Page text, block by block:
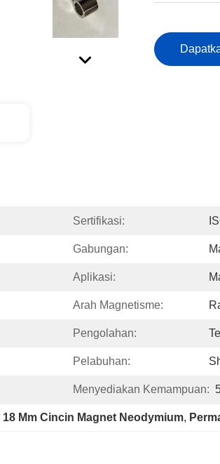
Sertifikasi:
Gabungan:
Aplikasi:
Arah Magnetisme:
Pengolahan:
Pelabuhan:
Menyediakan Kemampuan:
18 Mm Cincin Magnet Neodymium,